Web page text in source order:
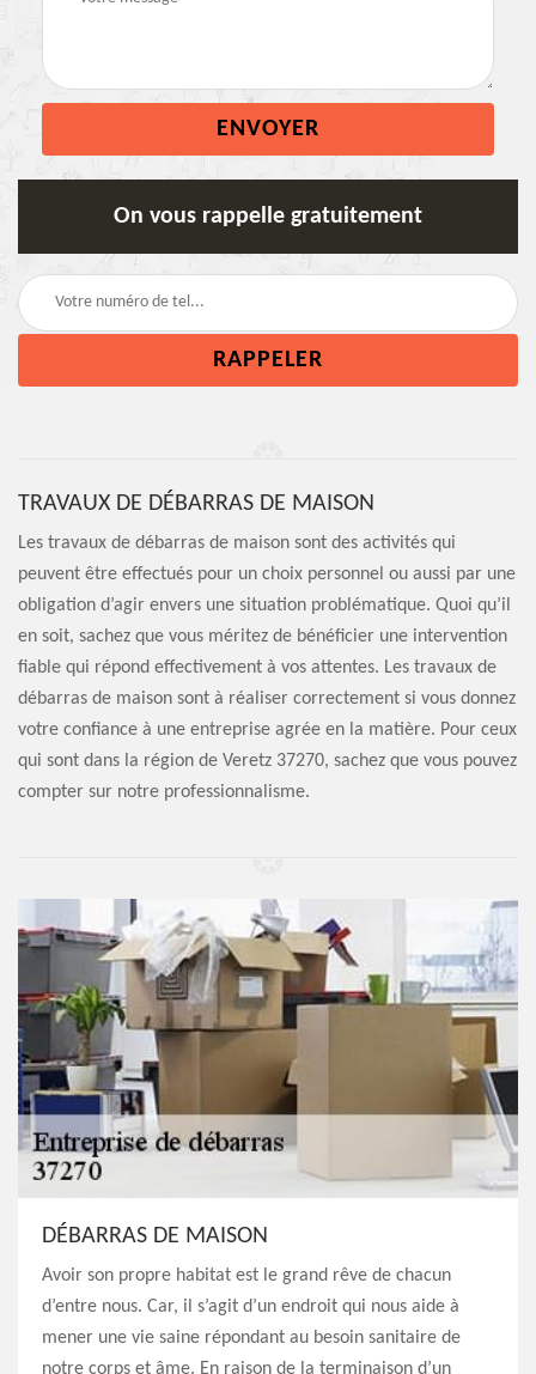
On vous rappelle gratuitement
TRAVAUX DE DÉBARRAS DE MAISON
Les travaux de débarras de maison sont des activités qui
peuvent être effectués pour un choix personnel ou aussi par une
obligation d’agir envers une situation problématique. Quoi qu’il
en soit, sachez que vous méritez de bénéficier une intervention
fiable qui répond effectivement à vos attentes. Les travaux de
débarras de maison sont à réaliser correctement si vous donnez
votre confiance à une entreprise agrée en la matière. Pour ceux
qui sont dans la région de Veretz 37270, sachez que vous pouvez
compter sur notre professionnalisme.
DÉBARRAS DE MAISON
Avoir son propre habitat est le grand rêve de chacun
d’entre nous. Car, il s’agit d’un endroit qui nous aide à
mener une vie saine répondant au besoin sanitaire de
notre corps et âme. En raison de la terminaison d’un